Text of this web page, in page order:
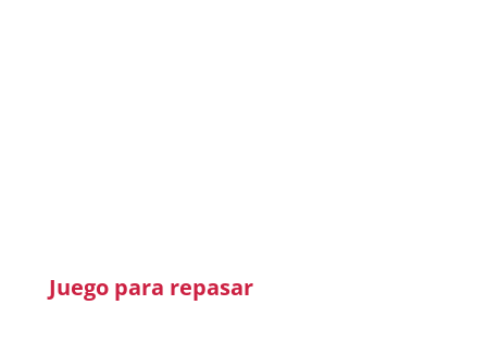
Juego para repasar